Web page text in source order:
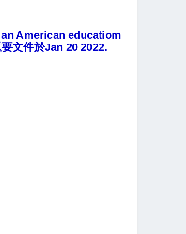
an American educatiom
文件於Jan 20 2022.